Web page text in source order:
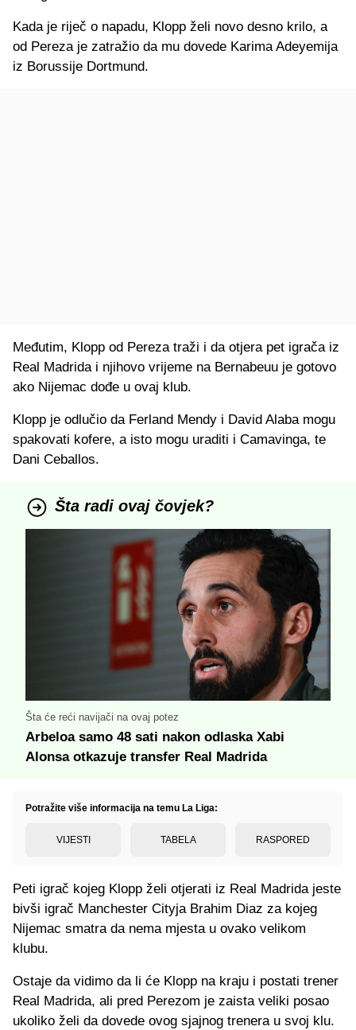
Kada je riječ o napadu, Klopp želi novo desno krilo, a
od Pereza je zatražio da mu dovede Karima Adeyemija
iz Borussije Dortmund.
Međutim, Klopp od Pereza traži i da otjera pet igrača iz
Real Madrida i njihovo vrijeme na Bernabeuu je gotovo
ako Nijemac dođe u ovaj klub.
Klopp je odlučio da Ferland Mendy i David Alaba mogu
spakovati kofere, a isto mogu uraditi i Camavinga, te
Dani Ceballos.
Šta radi ovaj čovjek?
Šta će reći navijači na ovaj potez
Arbeloa samo 48 sati nakon odlaska Xabi
Alonsa otkazuje transfer Real Madrida
Potražite više informacija na temu La Liga:
VIJESTI TABELA RASPORED
Peti igrač kojeg Klopp želi otjerati iz Real Madrida jeste
bivši igrač Manchester Cityja Brahim Diaz za kojeg
Nijemac smatra da nema mjesta u ovako velikom
klubu.
Ostaje da vidimo da li će Klopp na kraju i postati trener
Real Madrida, ali pred Perezom je zaista veliki posao
ukoliko želi da dovede ovog sjajnog trenera u svoj klu.